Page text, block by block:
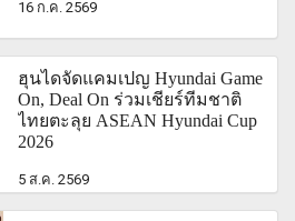
16 ก.ค. 2569
ฮุนไดจัดแคมเปญ Hyundai Game
On, Deal On ร่วมเชียร์ทีมชาติ
ไทยตะลุย ASEAN Hyundai Cup
2026
5 ส.ค. 2569